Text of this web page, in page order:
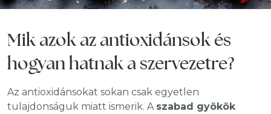
Mik azok az antioxidánsok és
hogyan hatnak a szervezetre?
Az antioxidánsokat sokan csak egyetlen
tulajdonságuk miatt ismerik. A szabad gyökök